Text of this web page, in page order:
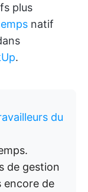
plus
natif
.
du
de gestion
encore de